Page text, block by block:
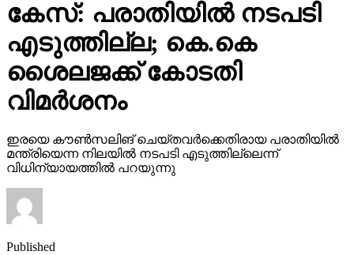
കേസ്: പരാതിയില്‍ നടപടി
എടുത്തില്ല; കെ.കെ
ശൈലജക്ക് കോടതി
വിമര്‍ശനം
ഇരയെ കൗണ്‍സലിങ് ചെയ്തവര്‍ക്കെതിരായ പരാതിയില്‍
മന്ത്രിയെന്ന നിലയില്‍ നടപടി എടുത്തില്ലെന്ന്
വിധിന്യായത്തില്‍ പറയുന്നു
Published